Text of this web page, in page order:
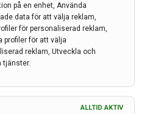
på en enhet, Använda
data för att välja reklam,
för personaliserad reklam,
profiler för att välja
reklam, Utveckla och
tjänster.
ALLTID AKTIV
professorer och
inte det främsta skälet
starka forskningskultur och
han.